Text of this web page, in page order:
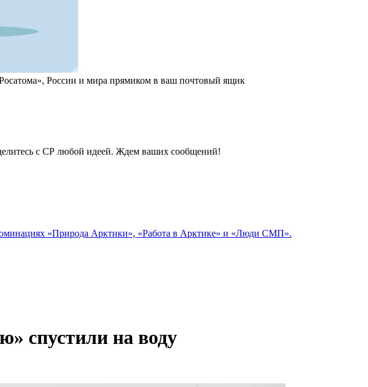
России и мира прямиком в ваш почтовый ящик
с СР любой идеей. Ждем ваших сообщений!
«Природа Арктики», «Работа в Арктике» и «Люди СМП».
спустили на воду